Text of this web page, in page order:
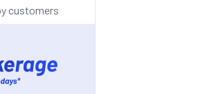
customers